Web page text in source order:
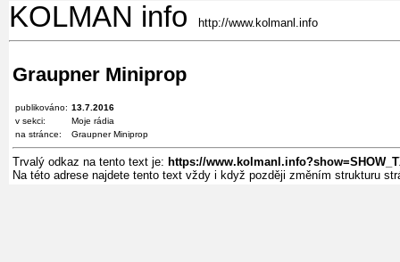
KOLMAN info http://www.kolmanl.info
Graupner Miniprop
publikováno: 13.7.2016
v sekci:
Moje rádia
na stránce:
Graupner Miniprop
Trvalý odkaz na tento text je: https://
Na této adrese najdete tento text vždy i když později změním strukturu